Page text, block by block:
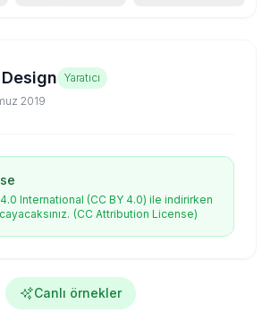
Yaratıcı
2019
International (CC BY 4.0) ile indirirken
(CC Attribution License)
Canlı örnekler